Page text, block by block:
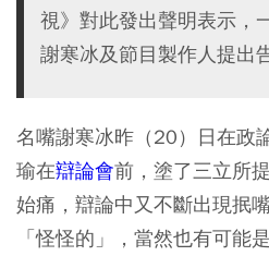
視》對此發出聲明表示，
謝寒冰及節目製作人提出
名嘴謝寒冰昨（20）日在政
瑜在辯論會前，塗了三立所
始痛，辯論中又不斷出現抿
「怪怪的」，當然也有可能